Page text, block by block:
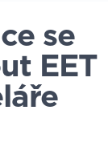
se
EET